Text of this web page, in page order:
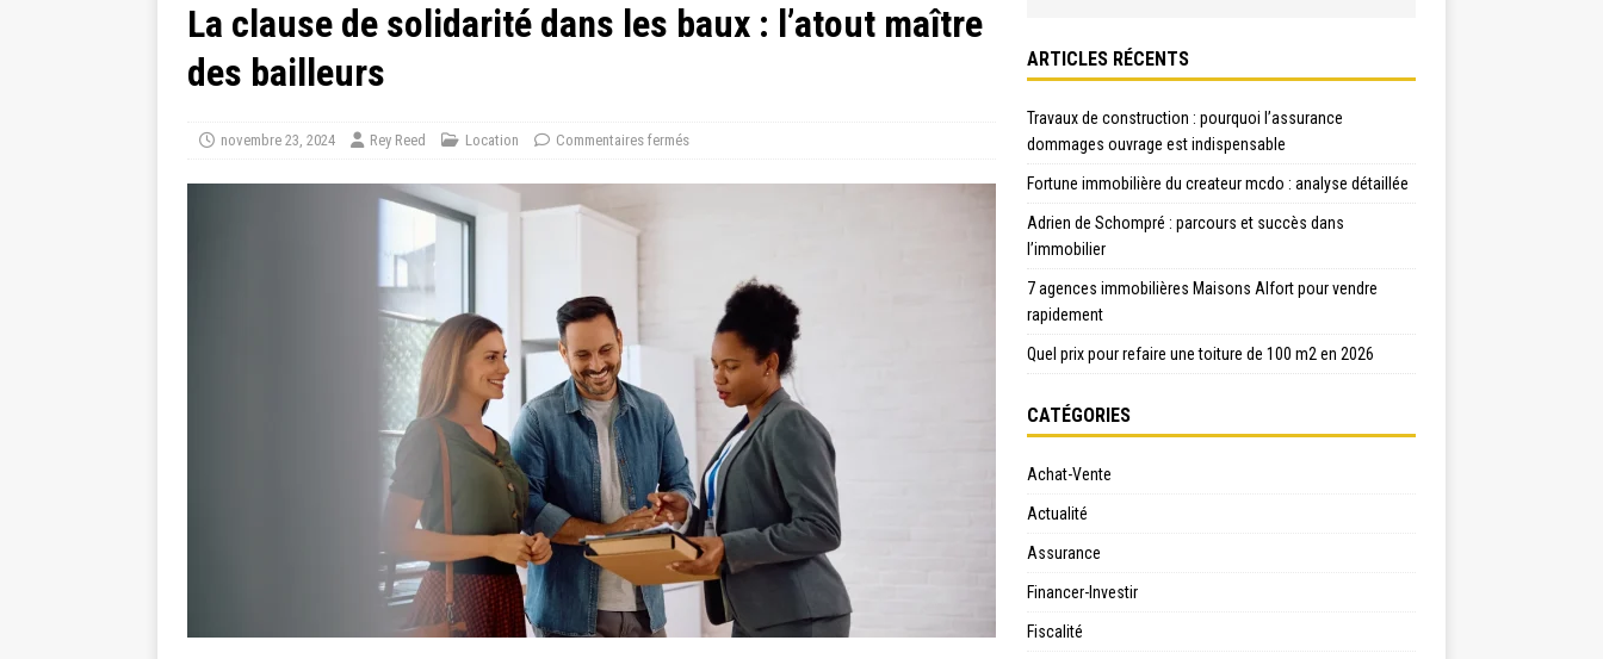
La clause de solidarité dans les baux : l’atout maître
des bailleurs
novembre 23, 2024 Rey Reed Location Commentaires fermés
ARTICLES RÉCENTS
Travaux de construction : pourquoi l’assurance
dommages ouvrage est indispensable
Fortune immobilière du createur mcdo : analyse détaillée
Adrien de Schompré : parcours et succès dans
l’immobilier
7 agences immobilières Maisons Alfort pour vendre
rapidement
Quel prix pour refaire une toiture de 100 m2 en 2026
CATÉGORIES
Achat-Vente
Actualité
Assurance
Financer-Investir
Fiscalité